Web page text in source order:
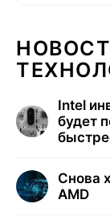
Intel
будет
Снова
AMD